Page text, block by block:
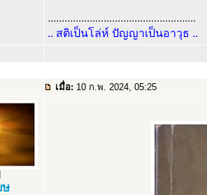
.....................................................
.. สติเป็นโล่ห์ ปัญญาเป็นอาวุธ ..
เมื่อ: 10 ก.พ. 2024, 05:25
ษ